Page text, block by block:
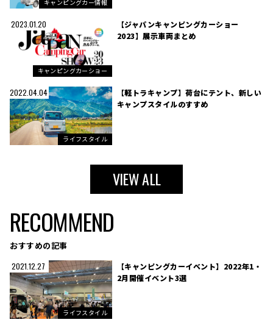
キャンピングカー情報
2023.01.20
キャンピングカーショー
【ジャパンキャンピングカーショー
2023】展示車両まとめ
2022.04.04
ライフスタイル
【軽トラキャンプ】荷台にテント、新しい
キャンプスタイルのすすめ
VIEW ALL
RECOMMEND
おすすめの記事
2021.12.27
ライフスタイル
【キャンピングカーイベント】2022年1・
2月開催イベント3選